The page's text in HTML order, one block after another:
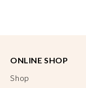
ONLINE SHOP
Shop